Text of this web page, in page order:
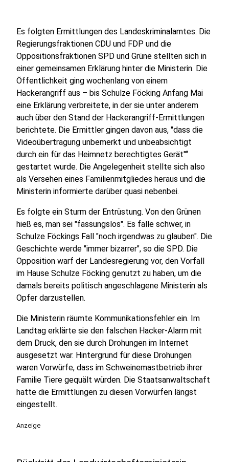
Es folgten Ermittlungen des Landeskriminalamtes. Die
Regierungsfraktionen CDU und FDP und die
Oppositionsfraktionen SPD und Grüne stellten sich in
einer gemeinsamen Erklärung hinter die Ministerin. Die
Öffentlichkeit ging wochenlang von einem
Hackerangriff aus – bis Schulze Föcking Anfang Mai
eine Erklärung verbreitete, in der sie unter anderem
auch über den Stand der Hackerangriff-Ermittlungen
berichtete. Die Ermittler gingen davon aus, "dass die
Videoübertragung unbemerkt und unbeabsichtigt
durch ein für das Heimnetz berechtigtes Gerät"“
gestartet wurde. Die Angelegenheit stellte sich also
als Versehen eines Familienmitgliedes heraus und die
Ministerin informierte darüber quasi nebenbei.
Es folgte ein Sturm der Entrüstung. Von den Grünen
hieß es, man sei "fassungslos". Es falle schwer, in
Schulze Föckings Fall "noch irgendwas zu glauben". Die
Geschichte werde "immer bizarrer", so die SPD. Die
Opposition warf der Landesregierung vor, den Vorfall
im Hause Schulze Föcking genutzt zu haben, um die
damals bereits politisch angeschlagene Ministerin als
Opfer darzustellen.
Die Ministerin räumte Kommunikationsfehler ein. Im
Landtag erklärte sie den falschen Hacker-Alarm mit
dem Druck, den sie durch Drohungen im Internet
ausgesetzt war. Hintergrund für diese Drohungen
waren Vorwürfe, dass im Schweinemastbetrieb ihrer
Familie Tiere gequält würden. Die Staatsanwaltschaft
hatte die Ermittlungen zu diesen Vorwürfen längst
eingestellt.
Anzeige